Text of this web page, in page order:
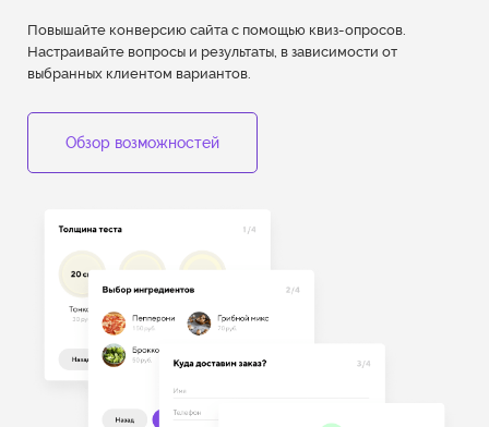
Повышайте конверсию сайта с помощью квиз-опросов.
Настраивайте вопросы и результаты, в зависимости от
выбранных клиентом вариантов.
Обзор возможностей